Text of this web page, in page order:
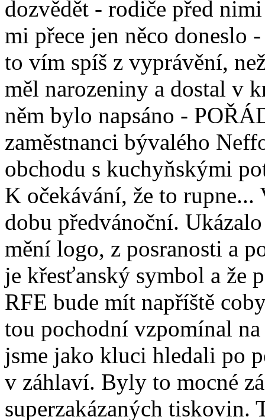
dozvědět - rodiče před
mi přece jen něco doneslo
to vím spíš z vyprávění,
měl narozeniny a dostal v
něm bylo napsáno -
zaměstnanci bývalého
obchodu s kuchyňskými
K očekávání, že to
dobu předvánoční.
mění logo, z posranosti a
je křesťanský symbol a že
RFE bude mít napříště
tou pochodní vzpomínal
jsme jako kluci hledali po
v záhlaví. Byly to mocné
superzakázaných tiskovin.